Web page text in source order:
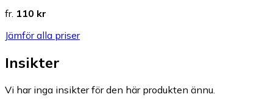
fr. 110 kr
Jämför alla priser
Insikter
Vi har inga insikter för den här produkten ännu.